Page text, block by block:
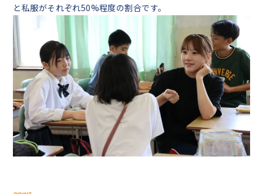
と私服がそれぞれ50%程度の割合です。